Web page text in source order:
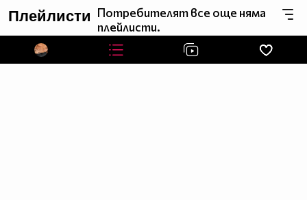
Плейлисти Потребителят все още няма
плейлисти.